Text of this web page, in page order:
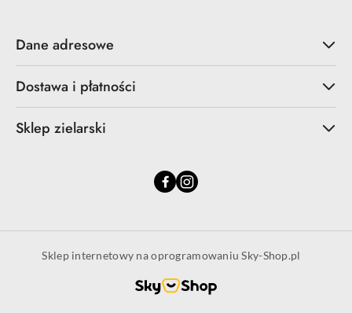
Dane adresowe
Dostawa i płatności
Sklep zielarski
Sklep internetowy na oprogramowaniu Sky-Shop.pl